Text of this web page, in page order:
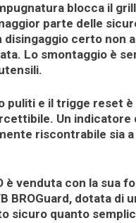
blocca il
parte delle
disingaggio certo non
Lo smontaggio è
puliti e il trigge reset
Un indicatore
riscontrabile sia
è venduta con la sua
BROGuard, dotata di
sicuro quanto